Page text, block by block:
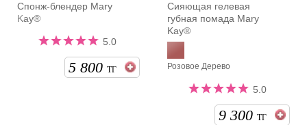
Спонж-блендер Mary
Kay®
5.0
5 800 ТГ
Сияющая гелевая
губная помада Mary
Kay®
Розовое Дерево
5.0
9 300 ТГ